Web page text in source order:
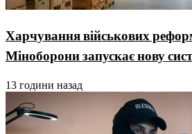
Харчування військових
Міноборони запускає нову
13 години назад